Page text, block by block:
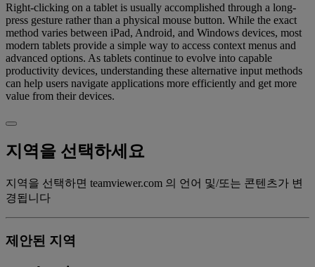
Right-clicking on a tablet is usually accomplished through a long-
press gesture rather than a physical mouse button. While the exact
method varies between iPad, Android, and Windows devices, most
modern tablets provide a simple way to access context menus and
advanced options. As tablets continue to evolve into capable
productivity devices, understanding these alternative input methods
can help users navigate applications more efficiently and get more
value from their devices.
지역을 선택하세요
지역을 선택하면 teamviewer.com 의 언어 및/또는 콘텐츠가 변
경됩니다
제안된 지역